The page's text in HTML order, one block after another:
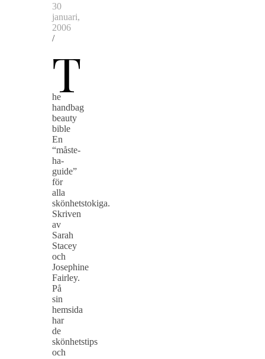
30
januari,
2006
/
T
he
handbag
beauty
bible
En
“måste-
ha-
guide”
för
alla
skönhetstokiga.
Skriven
av
Sarah
Stacey
och
Josephine
Fairley.
På
sin
hemsida
har
de
skönhetstips
och